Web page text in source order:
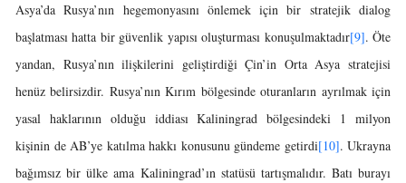
Asya’da Rusya’nın hegemonyasını önlemek için bir stratejik dialog
başlatması hatta bir güvenlik yapısı oluşturması konuşulmaktadır[9]. Öte
yandan, Rusya’nın ilişkilerini geliştirdiği Çin’in Orta Asya stratejisi
henüz belirsizdir. Rusya’nın Kırım bölgesinde oturanların ayrılmak için
yasal haklarının olduğu iddiası Kaliningrad bölgesindeki 1 milyon
kişinin de AB’ye katılma hakkı konusunu gündeme getirdi[10]. Ukrayna
bağımsız bir ülke ama Kaliningrad’ın statüsü tartışmalıdır. Batı burayı